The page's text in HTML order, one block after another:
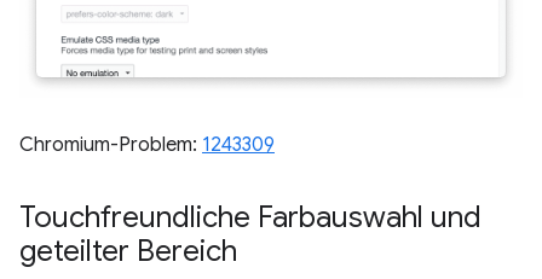
Chromium-Problem: 1243309
Touchfreundliche Farbauswahl und
geteilter Bereich